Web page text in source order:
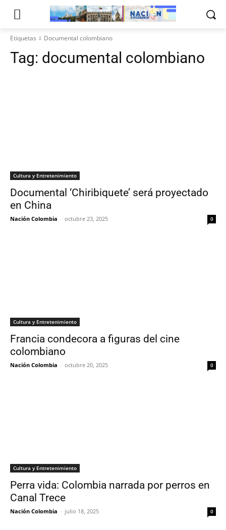
Etiquetas Documental colombiano
Tag: documental colombiano
Cultura y Entretenimiento
Documental ‘Chiribiquete’ será proyectado
en China
Nación Colombia - octubre 23, 2025 0
Cultura y Entretenimiento
Francia condecora a figuras del cine
colombiano
Nación Colombia - octubre 20, 2025 0
Cultura y Entretenimiento
Perra vida: Colombia narrada por perros en
Canal Trece
Nación Colombia - julio 18, 2025 0